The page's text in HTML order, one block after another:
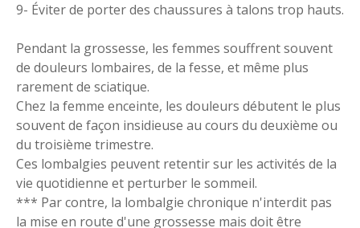
9- Éviter de porter des chaussures à talons trop hauts.
Pendant la grossesse, les femmes souffrent souvent
de douleurs lombaires, de la fesse, et même plus
rarement de sciatique.
Chez la femme enceinte, les douleurs débutent le plus
souvent de façon insidieuse au cours du deuxième ou
du troisième trimestre.
Ces lombalgies peuvent retentir sur les activités de la
vie quotidienne et perturber le sommeil.
*** Par contre, la lombalgie chronique n'interdit pas
la mise en route d'une grossesse mais doit être